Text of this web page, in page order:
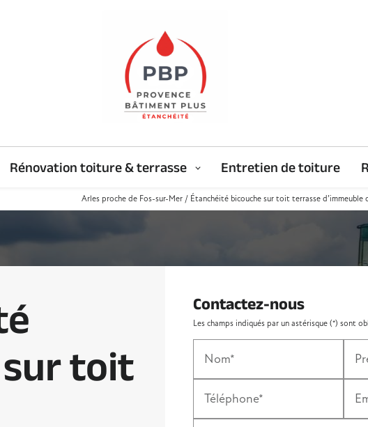
Rénovation toiture & terrasse Entretien de toiture
Arles proche de Fos-sur-Mer / Étanchéité bicouche sur toit terrasse
toit
Contactez-nous
Les champs indiqués par un astérisque (*) sont
Nom*
Téléphone*